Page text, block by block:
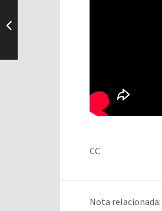
CC
Nota relacionada: